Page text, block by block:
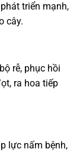
triển mạnh,
cây.
rễ, phục hồi
ra hoa tiếp
lực nấm bệnh,